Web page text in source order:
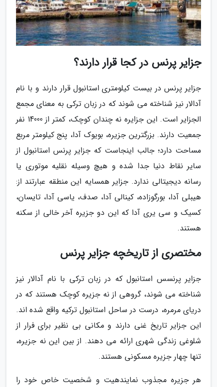
جزایر پرنس در کجا قرار دارند؟
جزایر پرنس در بیست کیلومتری استانبول قرار دارند و با نام
آدالار نیز شناخته می شوند که در زبان ترکی به معنای مجمع
الجزایر است. این جزایره نه چندان کوچک، کمتر از 14000 نفر
جمعیت دارند. بزرگترین جزیره، بویوک آدا، پنج کیلومتر مربع
مساحت دارد؛ جالب اینجاست که جزایر پرنس استانبول از
سایر نقاط دنیا جدا شده و هیچ وسیله نقلیه موتوری یا
رسانه دیجیتالی ندارد. جزایر همسایه این منطقه عبارتند از:
هیبلی آدا، بورگوزاده، کینالی آدا، صدف، یاسی آدا، تایسان،
کسیک و سی یری آدا که این دو جزیره آخر خالی از سکنه
هستند.
مختصری از تاریخچه جزایر پرنس
جزایر پرنسس استانبول که در زبان ترکی با نام آدالار نیز
شناخته می شوند، گروهی از نه جزیره کوچک هستند که در
دریای مرمره، درست در ساحل استانبول ترکیه واقع شده اند.
این جزایر تاریخ غنی دارند و مکانی بی نظیر برای فرار از
شلوغی زندگی شهری ارائه می دهند. از بین این نه جزیره،
تنها چهار جزیره مسکونی هستند.
هر جزیره مجذوب نمایندهیت و شخصیت خاص خود را